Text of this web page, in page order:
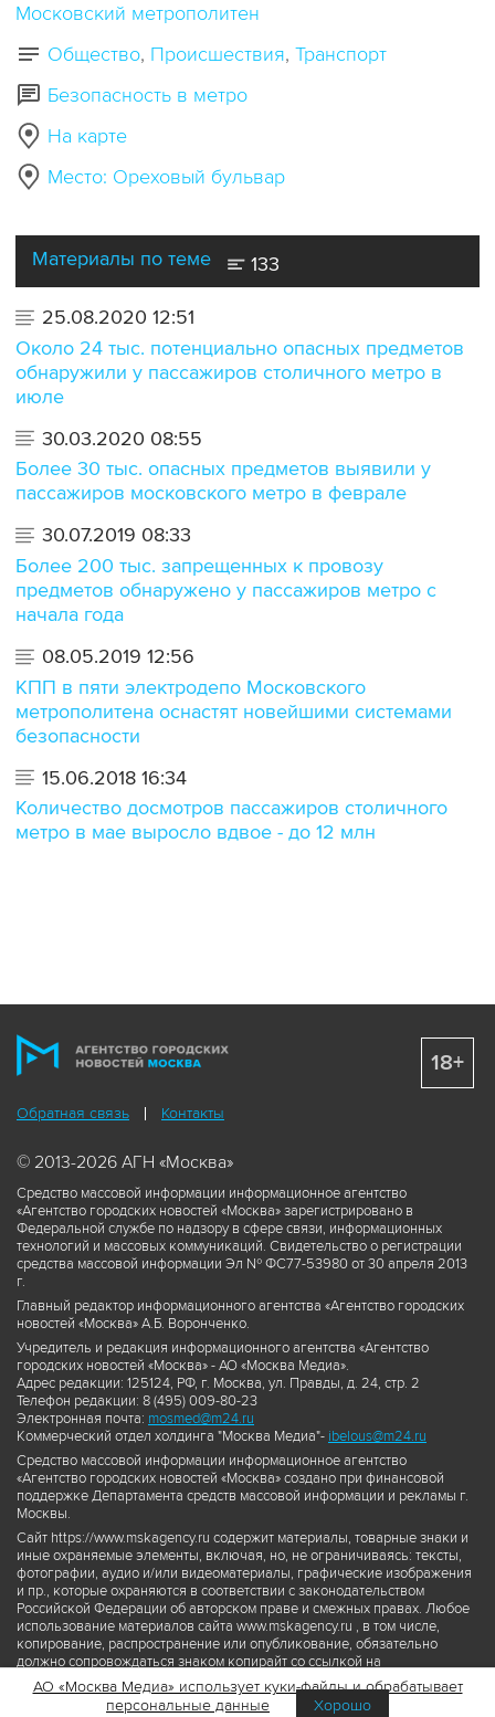
Московский метрополитен
Общество Происшествия Транспорт
Безопасность в метро
На карте
Место: Ореховый бульвар
Материалы по теме 133
25.08.2020 12:51
Около 24 тыс. потенциально опасных предметов
обнаружили у пассажиров столичного метро в
июле
30.03.2020 08:55
Более 30 тыс. опасных предметов выявили у
пассажиров московского метро в феврале
30.07.2019 08:33
Более 200 тыс. запрещенных к провозу
предметов обнаружено у пассажиров метро с
начала года
08.05.2019 12:56
КПП в пяти электродепо Московского
метрополитена оснастят новейшими системами
безопасности
15.06.2018 16:34
Количество досмотров пассажиров столичного
метро в мае выросло вдвое - до 12 млн
Обратная связь Контакты
© 2013-2026 АГН «Москва»
Средство массовой информации информационное агентство
«Агентство городских новостей «Москва» зарегистрировано в
Федеральной службе по надзору в сфере связи, информационных
технологий и массовых коммуникаций. Свидетельство о регистрации
средства массовой информации Эл № ФС77-53980 от 30 апреля 2013
г.
Главный редактор информационного агентства «Агентство городских
новостей «Москва» А.Б. Воронченко.
Учредитель и редакция информационного агентства «Агентство
городских новостей «Москва» - АО «Москва Медиа».
Адрес редакции: 125124, РФ, г. Москва, ул. Правды, д. 24, стр. 2
Телефон редакции: 8 (495) 009-80-23
Электронная почта: mosmed@m24.ru
Коммерческий отдел холдинга "Москва Медиа"- ibelous@m24.ru
Средство массовой информации информационное агентство
«Агентство городских новостей «Москва» создано при финансовой
поддержке Департамента средств массовой информации и рекламы г.
Москвы.
Сайт https://www.mskagency.ru содержит материалы, товарные знаки и
иные охраняемые элементы, включая, но, не ограничиваясь: тексты,
фотографии, аудио и/или видеоматериалы, графические изображения
и пр., которые охраняются в соответствии с законодательством
Российской Федерации об авторском праве и смежных правах. Любое
использование материалов сайта www.mskagency.ru , в том числе,
копирование, распространение или опубликование, обязательно
должно сопровождаться знаком копирайт со ссылкой на
правообладателя © АО «Москва Медиа», а также гиперссылкой на сайт
www.mskagency.ru как на первоисточник информации. Переработка
18+
АО «Москва Медиа» использует куки-файлы и обрабатывает
персональные данные
Хорошо